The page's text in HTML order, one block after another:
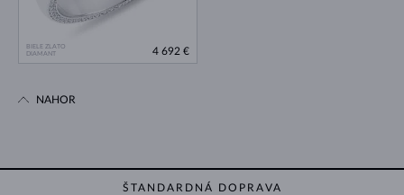
BIELE ZLATO
DIAMANT
4 692 €
NAHOR
ŠTANDARDNÁ DOPRAVA